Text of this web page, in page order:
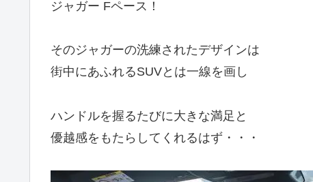
ジャガー Fペース！
そのジャガーの洗練されたデザインは
街中にあふれるSUVとは一線を画し
ハンドルを握るたびに大きな満足と
優越感をもたらしてくれるはず・・・